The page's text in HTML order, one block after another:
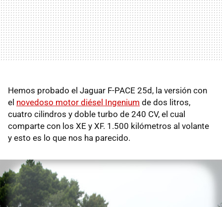
Hemos probado el Jaguar F-PACE 25d, la versión con
el novedoso motor diésel Ingenium de dos litros,
cuatro cilindros y doble turbo de 240 CV, el cual
comparte con los XE y XF. 1.500 kilómetros al volante
y esto es lo que nos ha parecido.